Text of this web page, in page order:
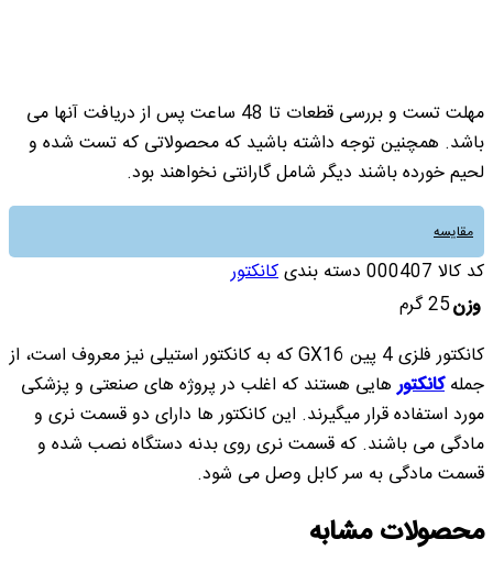
مهلت تست و بررسی قطعات تا 48 ساعت پس از دریافت آنها می
باشد. همچنین توجه داشته باشید که محصولاتی که تست شده و
لحیم خورده باشند دیگر شامل گارانتی نخواهند بود.
مقایسه
کد کالا 000407 دسته بندیکانکتور
وزن25 گرم
کانکتور فلزی 4 پین GX16 که به کانکتور استیلی نیز معروف است، از
جملهکانکتورهایی هستند که اغلب در پروژه های صنعتی و پزشکی
مورد استفاده قرار میگیرند. این کانکتور ها دارای دو قسمت نری و
مادگی می باشند. که قسمت نری روی بدنه دستگاه نصب شده و
قسمت مادگی به سر کابل وصل می شود.
محصولات مشابه